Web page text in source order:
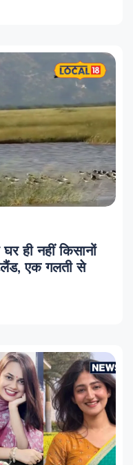
ही नहीं किसानों
एक गलती से